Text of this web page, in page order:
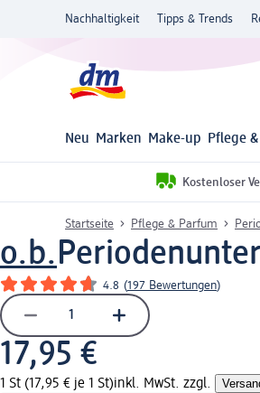
Nachhaltigkeit Tipps & Trends
Neu Marken Make-up Pflege
Kostenloser
Startseite Pflege & Parfum
o.b.
4.8 (197 Bewertungen)
17,95 €
1 St (17,95 € je 1 St)inkl. MwSt. zzgl.